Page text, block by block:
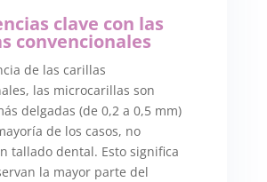
clave con las
convencionales
de las carillas
las microcarillas son
delgadas (de 0,2 a 0,5 mm)
de los casos, no
tallado dental. Esto significa
la mayor parte del